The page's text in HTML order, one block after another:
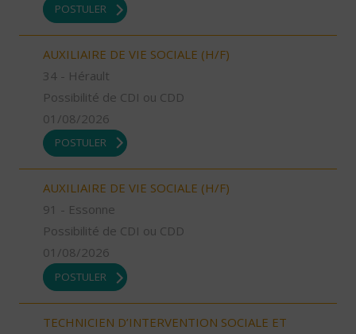
POSTULER
AUXILIAIRE DE VIE SOCIALE (H/F)
34 - Hérault
Possibilité de CDI ou CDD
01/08/2026
POSTULER
AUXILIAIRE DE VIE SOCIALE (H/F)
91 - Essonne
Possibilité de CDI ou CDD
01/08/2026
POSTULER
TECHNICIEN D’INTERVENTION SOCIALE ET